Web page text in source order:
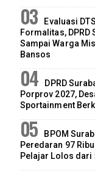
Evaluasi
Formalitas, DPRD
Sampai Warga
Bansos
DPRD
Porprov 2027,
Sportainment
BPOM
Peredaran 97
Pelajar Lolos dari